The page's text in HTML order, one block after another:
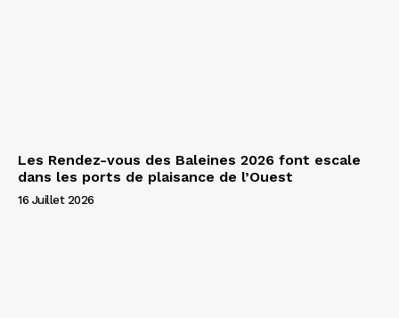
Les Rendez-vous des Baleines 2026 font escale
dans les ports de plaisance de l’Ouest
16 Juillet 2026